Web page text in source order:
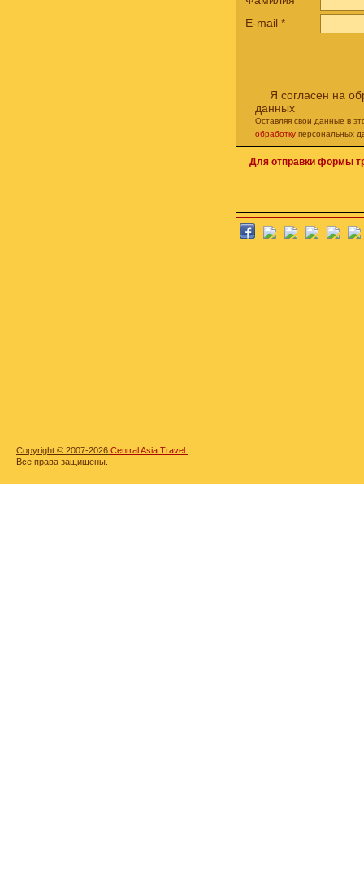
E-mail *
Я согласен на
данных
Оставляя свои данные в
обработку персональных
Для отправки формы
Copyright © 2007-2026 Central Asia Travel.
Все права защищены.